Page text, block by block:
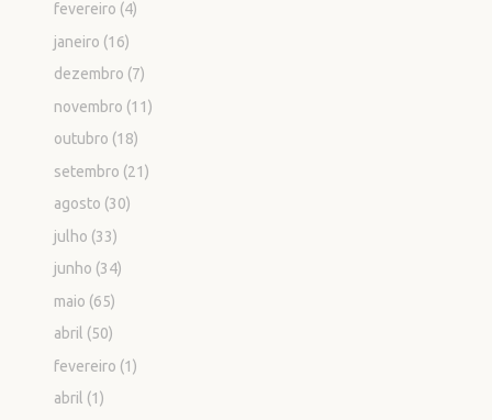
fevereiro (4)
janeiro (16)
dezembro (7)
novembro (11)
outubro (18)
setembro (21)
agosto (30)
julho (33)
junho (34)
maio (65)
abril (50)
fevereiro (1)
abril (1)